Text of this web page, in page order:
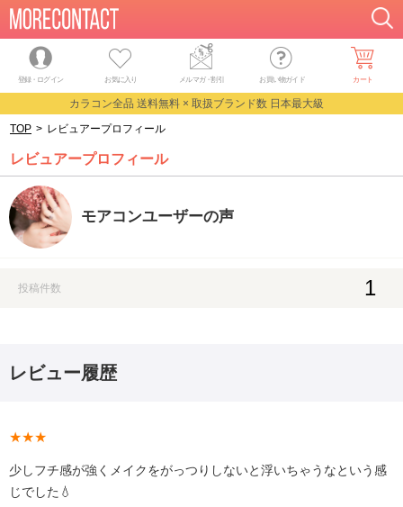
登録・ログイン お気に入り メルマガ・割引 お買い物ガイド カート
カラコン全品 送料無料 × 取扱ブランド数 日本最大級
TOP > レビュアープロフィール
レビュアープロフィール
モアコンユーザーの声
投稿件数 1
レビュー履歴
★★★
少しフチ感が強くメイクをがっつりしないと浮いちゃうなという感
じでした💧